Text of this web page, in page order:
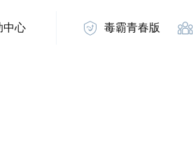
中心 毒霸青春版